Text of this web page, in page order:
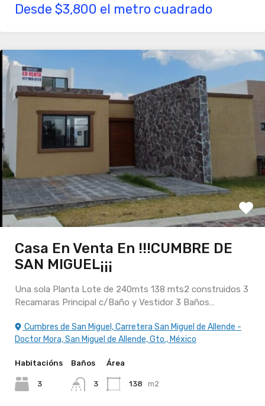
Desde $3,800 el metro cuadrado
Casa En Venta En !!!CUMBRE DE
SAN MIGUEL¡¡¡
Una sola Planta Lote de 240mts 138 mts2 construidos 3
Recamaras Principal c/Baño y Vestidor 3 Baños…
Cumbres de San Miguel, Carretera San Miguel de Allende -
Doctor Mora, San Miguel de Allende, Gto., México
Habitacións
3
Baños
3
Área
138 m2